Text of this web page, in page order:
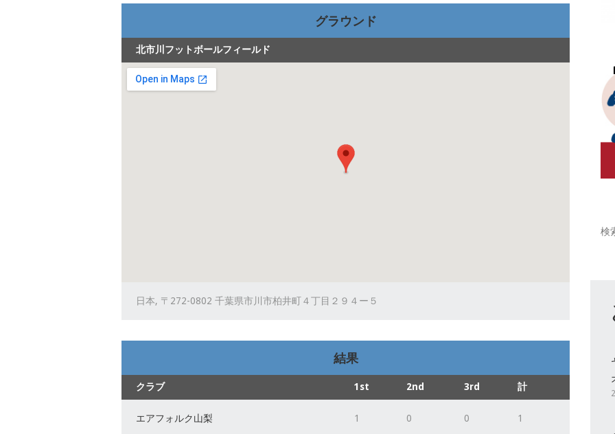
グラウンド
北市川フットボールフィールド
日本, 〒272-0802 千葉県市川市柏井町４丁目２９４ー５
結果
クラブ 1st 2nd 3rd 計
エアフォルク山梨 1 0 0 1